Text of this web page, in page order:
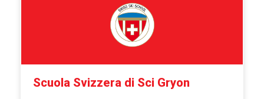
Scuola Svizzera di Sci Gryon